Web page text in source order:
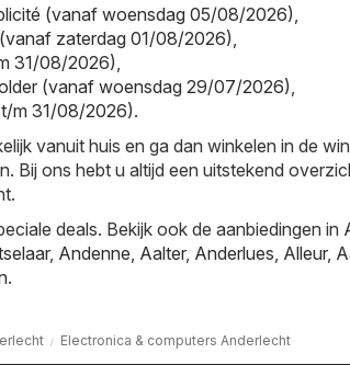
(vanaf woensdag 05/08/2026),
zaterdag 01/08/2026),
31/08/2026),
(vanaf woensdag 29/07/2026),
m 31/08/2026).
vanuit huis en ga dan winkelen in de
Bij ons hebt u altijd een uitstekend
deals. Bekijk ook de aanbiedingen in
, Andenne, Aalter, Anderlues, Alleur,
.
Electronica & computers Anderlecht